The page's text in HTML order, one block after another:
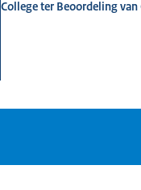
College ter Beoordeling